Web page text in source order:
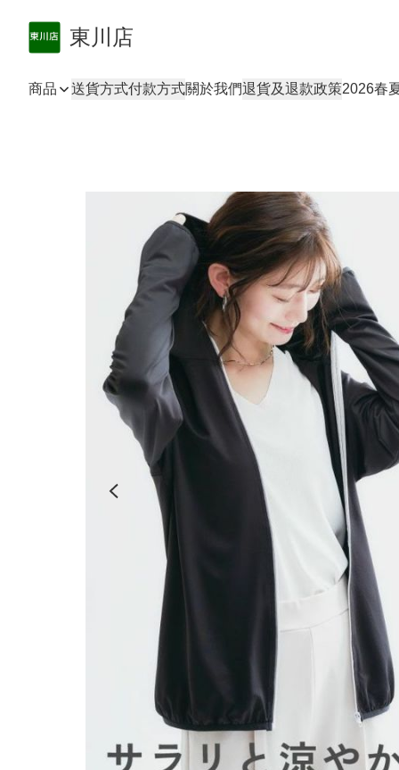
東川店
商品 送貨方式付款方式關於我們退貨及退款政策2026春